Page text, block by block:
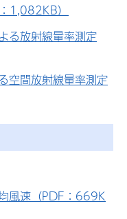
1,082KB）
る放射線量率測定
空間放射線量率測定
風速（PDF：669K